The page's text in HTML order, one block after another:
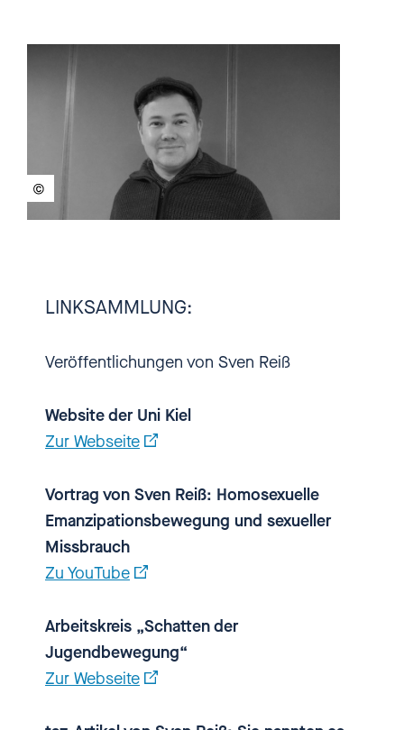
Aufarbeitung und Prävention
sexueller Gewalt in
Jugendbewegungen widmet.
[00:01:57.660] - Nadia
Kailouli
einbiszwei. Grüß dich.
[00:02:01.240] - Sven Reiß
Freut mich, hier sein zu dürfen.
Kailouli
Sven, Ich will direkt mit dir bei
den Pfadfindern anfangen. Als du
Auswertung, eine Studie gab
darüber, wie viele Betroffene es
von sexualisierter Gewalt bei den
LINKSAMMLUNG:
Veröffentlichungen von Sven Reiß
Website der Uni Kiel
Zur Webseite
Vortrag von Sven Reiß: Homosexuelle
Emanzipationsbewegung und sexueller
Missbrauch
Zu YouTube
Arbeitskreis „Schatten der
Jugendbewegung“
Zur Webseite